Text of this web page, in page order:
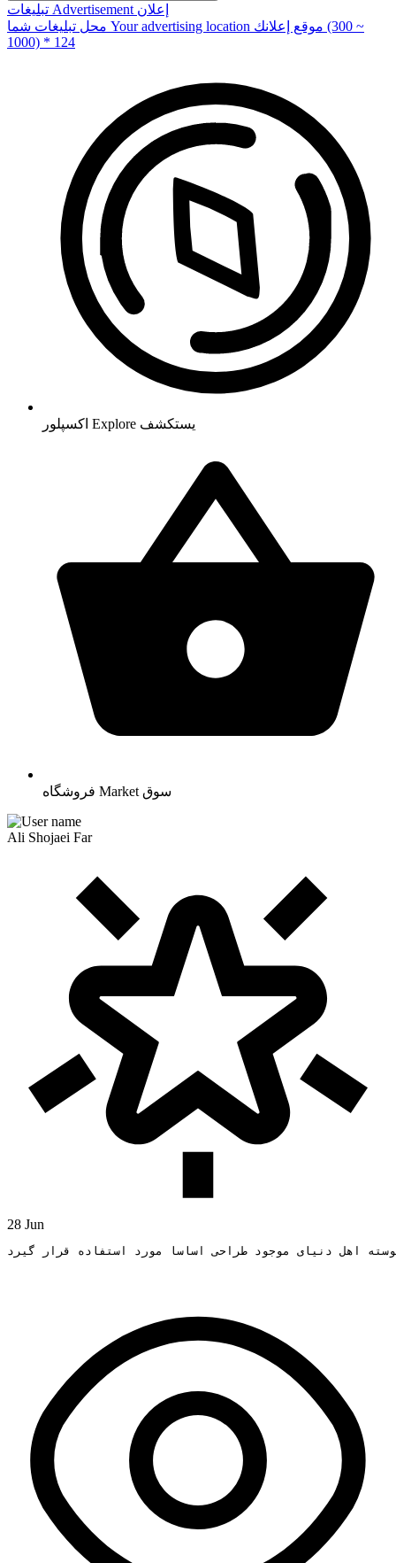
تبلیغات Advertisement إعلان
محل تبلیغات شما Your advertising location موقع إعلانك (300 ~
1000) * 124
اکسپلور Explore يستكشف
Market سوق
Ali Shojaei Far
28 Jun